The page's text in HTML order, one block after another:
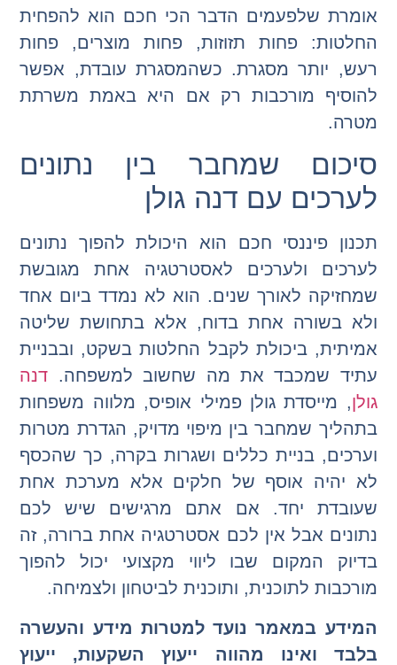
אומרת שלפעמים הדבר הכי חכם הוא להפחית
החלטות: פחות תזוזות, פחות מוצרים, פחות
רעש, יותר מסגרת. כשהמסגרת עובדת, אפשר
להוסיף מורכבות רק אם היא באמת משרתת
מטרה.
סיכום שמחבר בין נתונים
לערכים עם דנה גולן
תכנון פיננסי חכם הוא היכולת להפוך נתונים
לערכים ולערכים לאסטרטגיה אחת מגובשת
שמחזיקה לאורך שנים. הוא לא נמדד ביום אחד
ולא בשורה אחת בדוח, אלא בתחושת שליטה
אמיתית, ביכולת לקבל החלטות בשקט, ובבניית
עתיד שמכבד את מה שחשוב למשפחה. דנה
גולן, מייסדת גולן פמילי אופיס, מלווה משפחות
בתהליך שמחבר בין מיפוי מדויק, הגדרת מטרות
וערכים, בניית כללים ושגרות בקרה, כך שהכסף
לא יהיה אוסף של חלקים אלא מערכת אחת
שעובדת יחד. אם אתם מרגישים שיש לכם
נתונים אבל אין לכם אסטרטגיה אחת ברורה, זה
בדיוק המקום שבו ליווי מקצועי יכול להפוך
מורכבות לתוכנית, ותוכנית לביטחון ולצמיחה.
המידע במאמר נועד למטרות מידע והעשרה
בלבד ואינו מהווה ייעוץ השקעות, ייעוץ